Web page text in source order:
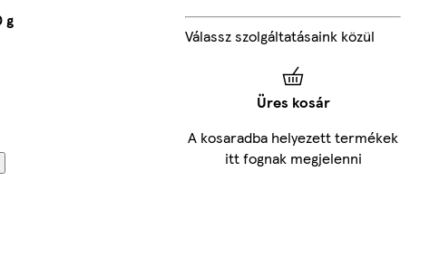
g
Válassz szolgáltatásaink közül
Üres kosár
A kosaradba helyezett termékek
itt fognak megjelenni